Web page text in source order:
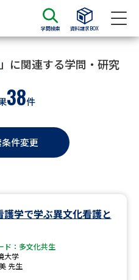
学問検索 資料請求BOX
資料検索
学部・学科パンフ
大学院の資料請求
」に関連する学問・研究
38件
件変更
護学で学ぶ異文化看護と
ド：多文化共生
大学
先生